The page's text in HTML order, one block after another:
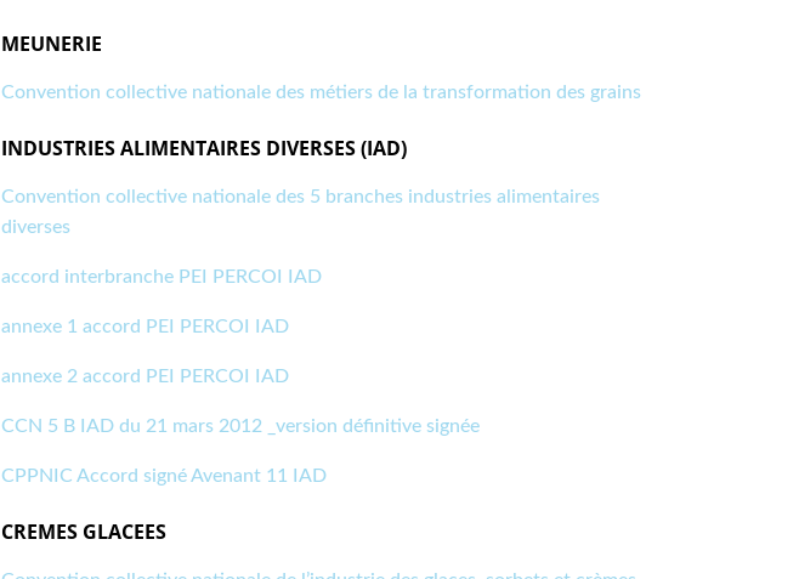
MEUNERIE
Convention collective nationale des métiers de la transformation des grains
INDUSTRIES ALIMENTAIRES DIVERSES (IAD)
Convention collective nationale des 5 branches industries alimentaires
diverses
accord interbranche PEI PERCOI IAD
annexe 1 accord PEI PERCOI IAD
annexe 2 accord PEI PERCOI IAD
CCN 5 B IAD du 21 mars 2012 _version définitive signée
CPPNIC Accord signé Avenant 11 IAD
CREMES GLACEES